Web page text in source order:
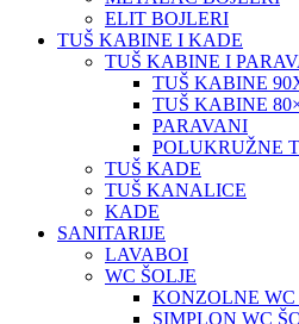
ELIT BOJLERI
TUŠ KABINE I KADE
TUŠ KABINE I
TUŠ KABINE
TUŠ KABINE
PARAVANI
POLUKRUŽNE
TUŠ KADE
TUŠ KANALICE
KADE
SANITARIJE
LAVABOI
WC ŠOLJE
KONZOLNE WC
SIMPLON WC